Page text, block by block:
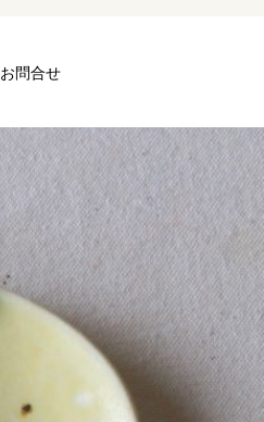
お問合せ